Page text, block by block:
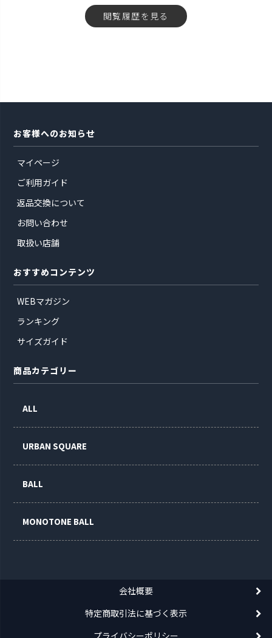
閲覧履歴を見る
お客様へのお知らせ
マイページ
ご利用ガイド
返品交換について
お問い合わせ
取扱い店舗
おすすめコンテンツ
WEBマガジン
ランキング
サイズガイド
商品カテゴリー
ALL
URBAN SQUARE
BALL
MONOTONE BALL
会社概要
特定商取引法に基づく表示